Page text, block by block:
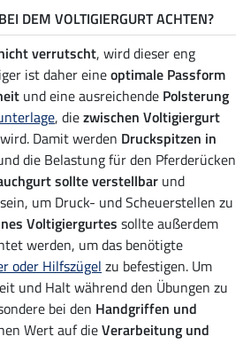
DEM VOLTIGIERGURT ACHTEN?
verrutscht, wird dieser eng
ist daher eineoptimale Passform
und eine ausreichende Polsterung
, diezwischen Voltigiergurt
Damit werden Druckspitzen in
die Belastung für den Pferderücken
sollte verstellbar und
um Druck- und Scheuerstellen zu
Voltigiergurtes sollte außerdem
werden, um das benötigte
oder Hilfszügel zu befestigen. Um
und Halt während den Übungen zu
bei den Handgriffen und
Wert auf dieVerarbeitung und